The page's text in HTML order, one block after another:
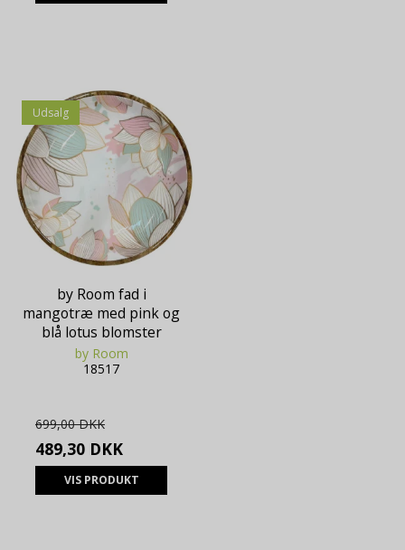
Udsalg
by Room fad i
mangotræ med pink og
blå lotus blomster
by Room
18517
699,00 DKK
489,30 DKK
VIS PRODUKT